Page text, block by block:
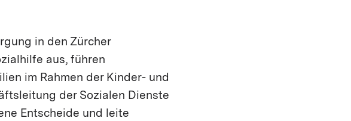
in den Zürcher
aus, führen
im Rahmen der Kinder- und
der Sozialen Dienste
Entscheide und leite